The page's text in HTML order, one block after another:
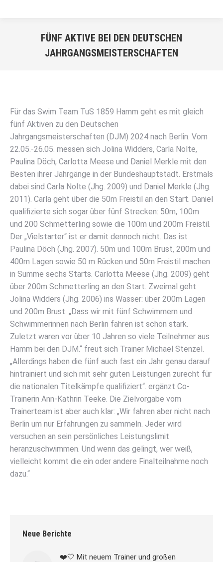
FÜNF AKTIVE BEI DEN DEUTSCHEN
JAHRGANGSMEISTERSCHAFTEN
Für das Swim Team TuS 1859 Hamm geht es mit gleich
fünf Aktiven zu den Deutschen
Jahrgangsmeisterschaften (DJM) 2024 nach Berlin. Vom
22.05.-26.05. messen sich Jolina Widders, Carla Nolte,
Paulina Döch, Carlotta Meese und Daniel Merkle mit den
Besten ihrer Jahrgänge in der Bundeshauptstadt. Erstmals
dabei sind Carla Nolte (Jhg. 2009) und Daniel Merkle (Jhg.
2011). Carla geht über die 50m Freistil an den Start. Daniel
qualifizierte sich sogar über fünf Strecken: 50m, 100m
und 200 Schmetterling sowie die 100m und 200m Freistil.
Der „Vielstarter“ ist er damit dennoch nicht. Das ist
Paulina Döch (Jhg. 2007). 50m und 100m Brust, 200m und
400m Lagen sowie 50 m Rücken und 50m Freistil machen
in Summe sechs Starts. Carlotta Meese (Jhg. 2009) geht
über 200m Schmetterling an den Start. Zweimal geht
Jolina Widders (Jhg. 2006) ins Wasser: über 200m Lagen
und 200m Brust. „Dass wir mit fünf Schwimmern und
Schwimmerinnen nach Berlin fahren ist schon stark.
Zuletzt waren vor über 10 Jahren so viele Teilnehmer aus
Hamm bei den DJM.“ freut sich Trainer Michael Stenzel.
„Allerdings haben die fünf auch fast ein Jahr genau darauf
hintrainiert und sich mit sehr guten Leistungen zurecht für
die nationalen Titelkämpfe qualifiziert“. ergänzt Co-
Trainerin Ann-Kathrin Teeke. Die Zielvorgabe vom
Trainerteam ist aber auch klar: „Wir fahren aber nicht nach
Berlin um nur Erfahrungen zu sammeln. Jeder wird
versuchen an sein persönliches Leistungslimit
heranzuschwimmen. Und wenn das gelingt, wer weiß,
vielleicht kommt die ein oder andere Finalteilnahme noch
dazu.“
Neue Berichte
❤️🤍 Mit neuem Trainer und großen